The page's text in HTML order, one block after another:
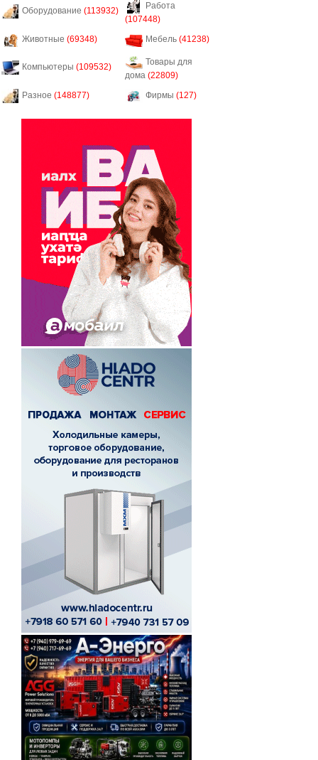
Оборудование (113932)
Работа
(107448)
Животные (69348) Мебель (41238)
Компьютеры (109532)
Товары для
дома (22809)
Разное (148877) Фирмы (127)